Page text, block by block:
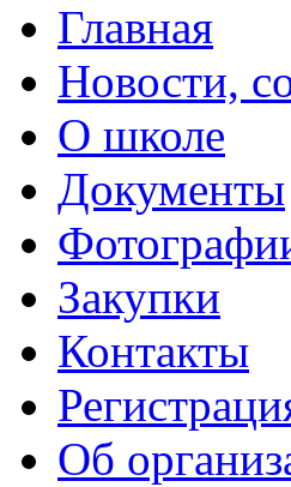
Главная
Новости,
О школе
Документы
Закупки
Контакты
Об